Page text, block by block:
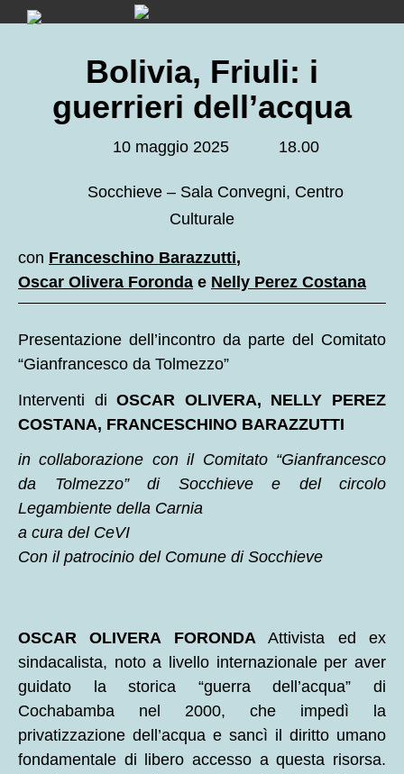
Skip
Bolivia, Friuli: i
guerrieri dell’acqua
10 maggio 2025 18.00
Socchieve – Sala Convegni, Centro
Culturale
con Franceschino Barazzutti,
Oscar Olivera Foronda e Nelly Perez Costana
Presentazione dell’incontro da parte del Comitato
“Gianfrancesco da Tolmezzo”
Interventi diOSCAR OLIVERA, NELLY PEREZ
COSTANA, FRANCESCHINO BARAZZUTTI
in collaborazione con il Comitato “Gianfrancesco
da Tolmezzo” di Socchieve e del circolo
Legambiente della Carnia
a cura del CeVI
Con il patrocinio del Comune di Socchieve
OSCAR OLIVERA FORONDAAttivista ed ex
sindacalista, noto a livello internazionale per aver
guidato la storica “guerra dell’acqua” di
Cochabamba nel 2000, che impedì la
privatizzazione dell’acqua e sancì il diritto umano
fondamentale di libero accesso a questa risorsa.